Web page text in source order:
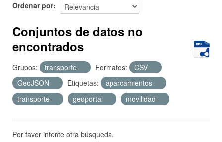
Acerca de
Ordenar por
Conjuntos de datos no
encontrados
Grupos: transporte Formatos:
CSV
GeoJSON
Etiquetas:
aparcamientos
transporte
geoportal movilidad
Por favor intente otra búsqueda.